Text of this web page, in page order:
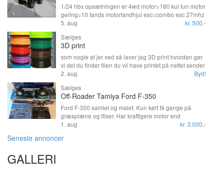
1/24 hbx opsætningen er 4wd motor=180 kul tun motor
gering=10 tands motortandhjul esc=combo esc 27mhz
modtager servo=micro servo Topfartmålt på rullefelt
forhold til alle de andre 1/24 biler der er bilen sælges
uden sender og uden batterier (jeg anbefaler man
bruger genopladelige AA batterier for og få ordenlig
glæde af bilen) der er brugt en del penge
opgraderinger, der er size 180 tun motor, kuglelejer,
støddæmper tårn bag, justerbar alu støddæmper, bilen
står mig i lidt over 850kr så prisen er 100% fast og plus
eventuelt porto
kr. 500,-
5. aug
Sælges
3D print
som nogle af jer ved så laver jeg 3D print hvordan gør
vi det du finder filen du vil have printet på nettet sender
et link til mig jeg køre det igennem mit program det er
plastik det tager så siger jeg 2 kr grammet af hvad den
bruger af plastik så har vi de syge el priser vi har en
gang i mellem der køre jeg så ikke
Byd!
2. aug
Sælges
Off-Roader Tamiya Ford F-350
Ford F-350 samlet og malet. Kun kørt få gange på
græsplæne og fliser. Har kraftigere motor end
standard, kraftigere servo til styretøj, ekstra vægt i
lys medfølger, ikke monteret, 6 kanal fjernbetjening,
kr. 3.000,-
1. aug
Seneste annoncer
GALLERI